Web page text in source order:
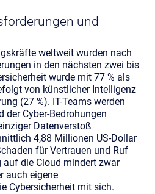
und
weltweit wurden nach
in den nächsten zwei bis
wurde mit 77 % als
von künstlicher Intelligenz
(27 %). IT-Teams werden
Cyber-Bedrohungen
Datenverstoß
4,88 Millionen US-Dollar
für Vertrauen und Ruf
auf die Cloud mindert zwar
auch eigene
Cybersicherheit mit sich.